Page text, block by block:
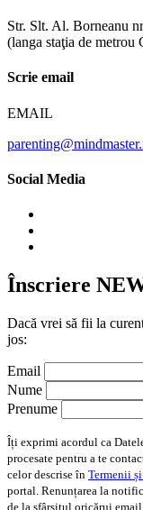
Str. Slt. Al. Borneanu
(langa staţia de metrou
Scrie email
EMAIL
Social Media
Înscriere
Dacă vrei să fii la
jos:
Email
Nume
Prenume
Îți exprimi acordul ca
procesate pentru a te
celor descrise în Termenii
portal. Renunțarea la
de la sfârșitul oricărui